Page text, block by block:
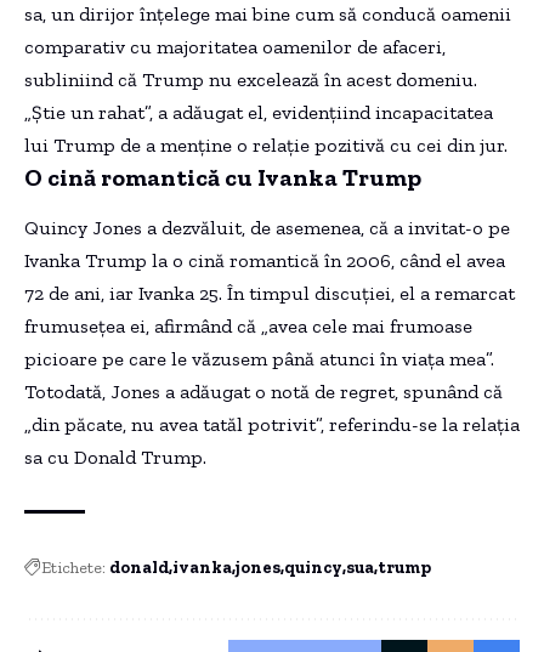
sa, un dirijor înțelege mai bine cum să conducă oamenii
comparativ cu majoritatea oamenilor de afaceri,
subliniind că Trump nu excelează în acest domeniu.
„Știe un rahat”, a adăugat el, evidențiind incapacitatea
lui Trump de a menține o relație pozitivă cu cei din jur.
O cină romantică cu Ivanka Trump
Quincy Jones a dezvăluit, de asemenea, că a invitat-o pe
Ivanka Trump la o cină romantică în 2006, când el avea
72 de ani, iar Ivanka 25. În timpul discuției, el a remarcat
frumusețea ei, afirmând că „avea cele mai frumoase
picioare pe care le văzusem până atunci în viața mea”.
Totodată, Jones a adăugat o notă de regret, spunând că
„din păcate, nu avea tatăl potrivit”, referindu-se la relația
sa cu Donald Trump.
Etichete: donald ivankajones quincy sua trump